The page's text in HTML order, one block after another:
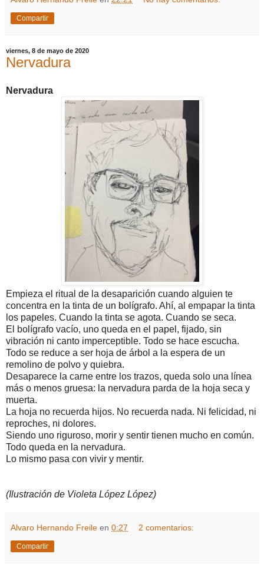
Compartir
viernes, 8 de mayo de 2020
Nervadura
Nervadura
Empieza el ritual de la desaparición cuando alguien te
concentra en la tinta de un bolígrafo. Ahí, al empapar la tinta
los papeles. Cuando la tinta se agota. Cuando se seca.
El bolígrafo vacío, uno queda en el papel, fijado, sin
vibración ni canto imperceptible. Todo se hace escucha.
Todo se reduce a ser hoja de árbol a la espera de un
remolino de polvo y quiebra.
Desaparece la carne entre los trazos, queda solo una línea
más o menos gruesa: la nervadura parda de la hoja seca y
muerta.
La hoja no recuerda hijos. No recuerda nada. Ni felicidad, ni
reproches, ni dolores.
Siendo uno riguroso, morir y sentir tienen mucho en común.
Todo queda en la nervadura.
Lo mismo pasa con vivir y mentir.
(Ilustración de Violeta López López)
Alvaro Hernando Freile en 0:27 2 comentarios:
Compartir